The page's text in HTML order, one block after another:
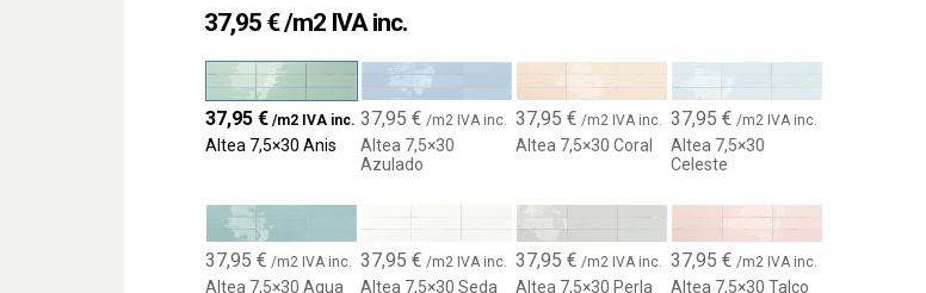
colocación versátiles como espiga, trenzado o lineal, adaptándose a diseños
clásicos o contemporáneos. Ya sea en una cocina moderna, un baño con
carácter o una pared con acento decorativo, el azulejo Altea garantiza un resultado
visual impactante.
Colores vibrantes y superficie brillante
neutros hasta matices vivos y sofisticados— este revestimiento ofrece una
superficie brillante que emula la cerámica artesanal tradicional tipo zellige, perfecta
para quienes buscan exclusividad y diseño con alma.
37,95 €/m2 IVA inc.
37,95€ /m2 IVA inc.
Altea 7,5×30 Anis
37,95€ /m2 IVA inc.
Altea 7,5×30
Azulado
37,95€ /m2 IVA inc.
Altea 7,5×30 Coral
37,95€ /m2 IVA inc.
Altea 7,5×30
Celeste
37,95€ /m2 IVA inc.
Altea 7,5×30 Aqua
37,95€ /m2 IVA inc.
Altea 7,5×30 Seda
37,95€ /m2 IVA inc.
Altea 7,5×30 Perla
37,95€ /m2 IVA inc.
Altea 7,5×30 Talco